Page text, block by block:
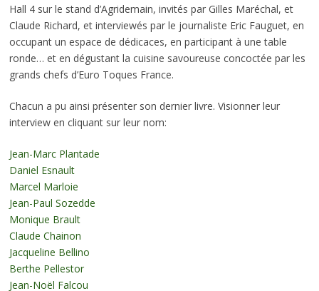
Hall 4 sur le stand d’Agridemain, invités par Gilles Maréchal, et
Claude Richard, et interviewés par le journaliste Eric Fauguet, en
occupant un espace de dédicaces, en participant à une table
ronde… et en dégustant la cuisine savoureuse concoctée par les
grands chefs d’Euro Toques France.
Chacun a pu ainsi présenter son dernier livre. Visionner leur
interview en cliquant sur leur nom:
Jean-Marc Plantade
Daniel Esnault
Marcel Marloie
Jean-Paul Sozedde
Monique Brault
Claude Chainon
Jacqueline Bellino
Berthe Pellestor
Jean-Noël Falcou